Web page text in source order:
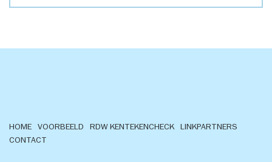
HOME VOORBEELD RDW KENTEKENCHECK
LINKPARTNERS
CONTACT